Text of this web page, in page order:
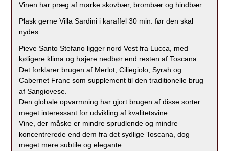
Vinen har præg af mørke skovbær, brombær og hindbær.
Plask gerne Villa Sardini i karaffel 30 min. før den skal
nydes.
Pieve Santo Stefano ligger nord Vest fra Lucca, med
køligere klima og højere nedbør end resten af Toscana.
Det forklarer brugen af Merlot, Ciliegiolo, Syrah og
Cabernet Franc som supplement til den traditionelle brug
af Sangiovese.
Den globale opvarmning har gjort brugen af disse sorter
meget interessant for udvikling af kvalitetsvine.
Vine, der måske er mindre sprudlende og mindre
koncentrerede end dem fra det sydlige Toscana, dog
meget mere subtile og elegante.